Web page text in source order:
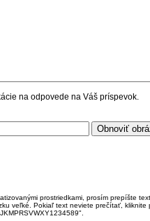
na odpovede na Váš príspevok.
prostriedkami, prosím prepíšte
veľké. Pokiaľ text neviete prečítať, kliknite